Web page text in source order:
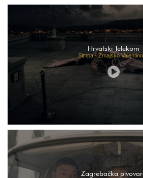
Hrvatski Telekom
Simpa - Zmajsko
Zagrebačka